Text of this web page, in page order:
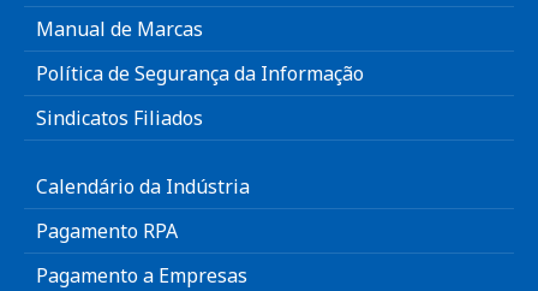
Manual de Marcas
Política de Segurança da Informação
Sindicatos Filiados
Calendário da Indústria
Pagamento RPA
Pagamento a Empresas